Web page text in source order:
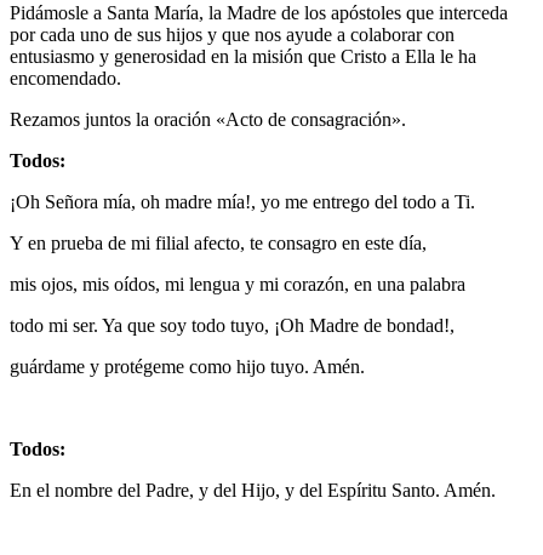
Pidámosle a Santa María, la Madre de los apóstoles que interceda
por cada uno de sus hijos y que nos ayude a colaborar con
entusiasmo y generosidad en la misión que Cristo a Ella le ha
encomendado.
Rezamos juntos la oración «Acto de consagración».
Todos:
¡Oh Señora mía, oh madre mía!, yo me entrego del todo a Ti.
Y en prueba de mi filial afecto, te consagro en este día,
mis ojos, mis oídos, mi lengua y mi corazón, en una palabra
todo mi ser. Ya que soy todo tuyo, ¡Oh Madre de bondad!,
guárdame y protégeme como hijo tuyo. Amén.
Todos:
En el nombre del Padre, y del Hijo, y del Espíritu Santo. Amén.